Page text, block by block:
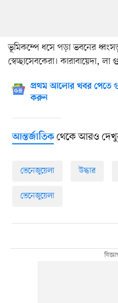
ভূমিকম্পে ধসে পড়া ভবনের
স্বেচ্ছাসেবকেরা। কারাবায়েদা,
প্রথম আলোর খবর পেতে
করুন
আন্তর্জাতিকথেকে আরও
ভেনেজুয়েলা উদ্ধার
ভেনেজুয়েলা